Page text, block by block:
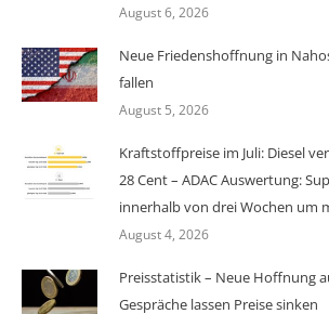
August 6, 2026
Neue Friedenshoffnung in
fallen
August 5, 2026
Kraftstoffpreise im Juli: Diesel
28 Cent – ADAC Auswertung:
innerhalb von drei Wochen um
August 4, 2026
Preisstatistik – Neue Hoffnung
Gespräche lassen Preise sinken